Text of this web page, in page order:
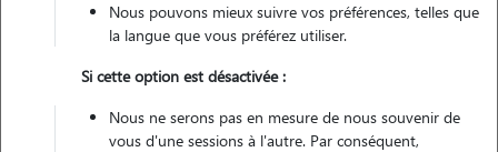
Nos gardiens à Montsoult
Nous pouvons mieux suivre vos préférences, telles que
la langue que vous préférez utiliser.
Si cette option est désactivée :
Nous ne serons pas en mesure de nous souvenir de
vous d'une sessions à l'autre. Par conséquent,